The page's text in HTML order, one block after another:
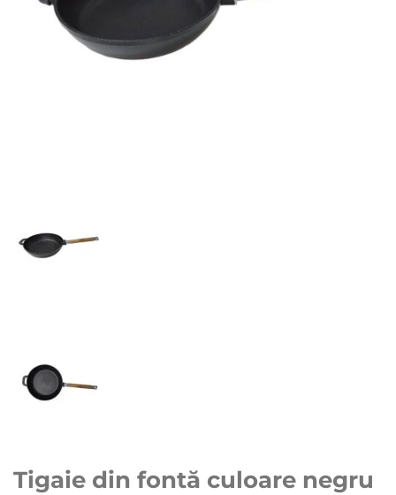
Tigaie din fontă culoare negru